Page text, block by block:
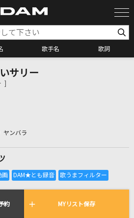
歌手名 歌詞
カラオケ検索
全国りれき
で歌われている曲の一覧
サリー
]
ヤンバラ
約 MYリスト保存